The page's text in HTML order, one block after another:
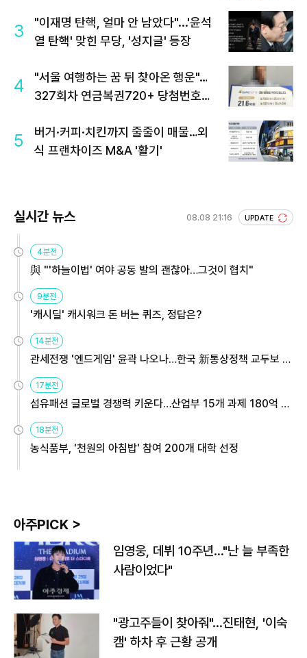
3
"이재명 탄핵, 얼마 안 남았다"...'윤석
열 탄핵' 맞힌 무당, '성지글' 등장
4
"서울 여행하는 꿈 뒤 찾아온 행운"…
327회차 연금복권720+ 당첨번호조
5
버거·커피·치킨까지 줄줄이 매물…외
식 프랜차이즈 M&A '활기'
실시간 뉴스 08.08 21:16 UPDATE
4분전
與 "'하늘이법' 여야 공동 발의 괜찮아…그것이 협치"
9분전
'캐시딜' 캐시워크 돈 버는 퀴즈, 정답은?
14분전
관세전쟁 '엔드게임' 윤곽 나오나…한국 新통상정책 교두보 활
용해야
17분전
섬유패션 글로벌 경쟁력 키운다…산업부 15개 과제 180억 지
원
18분전
농식품부, '천원의 아침밥' 참여 200개 대학 선정
아주PICK >
임영웅, 데뷔 10주년…"난 늘 부족한
사람이었다"
"광고주들이 찾아줘"…진태현, '이숙
캠' 하차 후 근황 공개